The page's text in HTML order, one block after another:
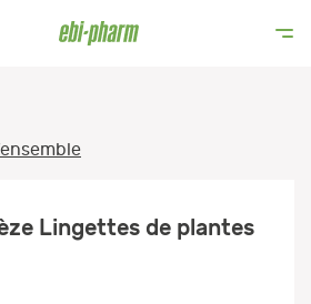
Lingettes de plantes